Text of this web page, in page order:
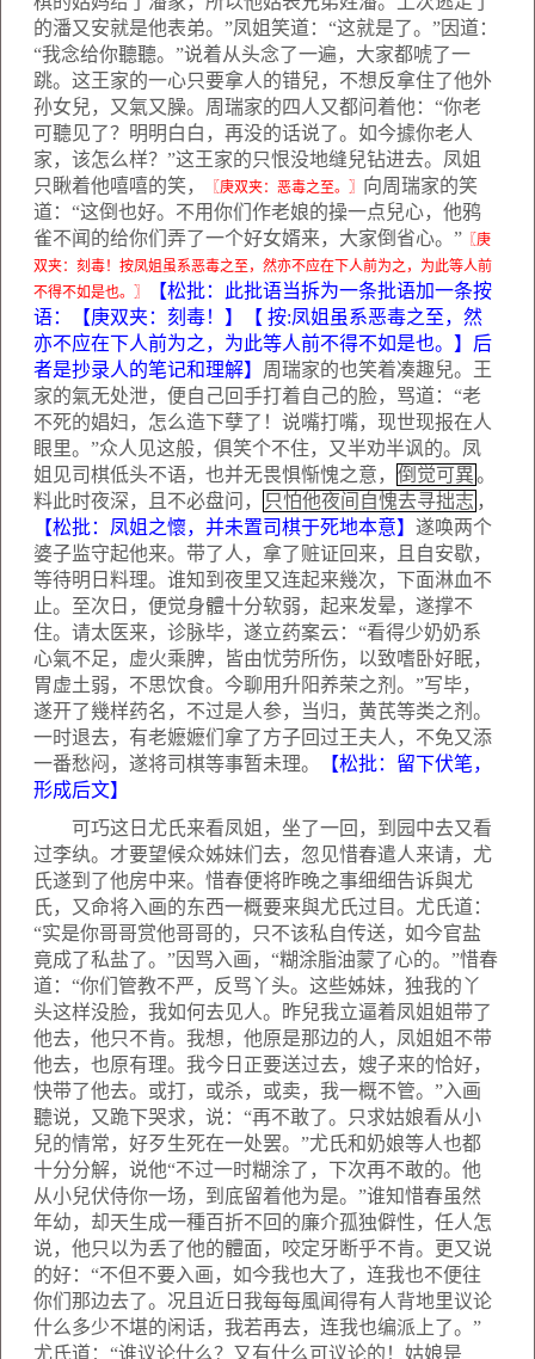
的潘又安就是他表弟。”凤姐笑道：“这就是了。”因道：
“我念给你聽聽。”说着从头念了一遍，大家都唬了一
跳。这王家的一心只要拿人的错兒，不想反拿住了他外
孙女兒，又氣又臊。周瑞家的四人又都问着他：“你老
可聽见了？明明白白，再没的话说了。如今據你老人
家，该怎么样？”这王家的只恨没地缝兒钻进去。凤姐
只瞅着他嘻嘻的笑，
〖庚双夹：恶毒之至。〗 向周瑞家的笑
道：“这倒也好。不用你们作老娘的操一点兒心，他鸦
雀不闻的给你们弄了一个好女婿来，大家倒省心。” 〖庚
双夹：刻毒！按凤姐虽系恶毒之至，然亦不应在下人前为之，为此等人前
不得不如是也。〗
【松批：此批语当拆为一条批语加一条按
语：【庚双夹：刻毒！】【 按:凤姐虽系恶毒之至，然
亦不应在下人前为之，为此等人前不得不如是也。】后
者是抄录人的笔记和理解】 周瑞家的也笑着凑趣兒。王
家的氣无处泄，便自己回手打着自己的脸，骂道：“老
不死的娼妇，怎么造下孽了！说嘴打嘴，现世现报在人
眼里。”众人见这般，俱笑个不住，又半劝半讽的。凤
姐见司棋低头不语，也并无畏惧惭愧之意， 倒觉可異。
料此时夜深，且不必盘问，
只怕他夜间自愧去寻拙志 ，
【松批：凤姐之懷，并未置司棋于死地本意】 遂唤两个
婆子监守起他来。带了人，拿了赃证回来，且自安歇，
等待明日料理。谁知到夜里又连起来幾次，下面淋血不
止。至次日，便觉身體十分软弱，起来发晕，遂撑不
住。请太医来，诊脉毕，遂立药案云：“看得少奶奶系
心氣不足，虚火乘脾，皆由忧劳所伤，以致嗜卧好眠，
胃虚土弱，不思饮食。今聊用升阳养荣之剂。”写毕，
遂开了幾样药名，不过是人参，当归，黄芪等类之剂。
一时退去，有老嬷嬷们拿了方子回过王夫人，不免又添
一番愁闷，遂将司棋等事暂未理。
【松批：留下伏笔，
形成后文】
可巧这日尤氏来看凤姐，坐了一回，到园中去又看
过李纨。才要望候众姊妹们去，忽见惜春遣人来请，尤
氏遂到了他房中来。惜春便将昨晚之事细细告诉與尤
氏，又命将入画的东西一概要来與尤氏过目。尤氏道：
“实是你哥哥赏他哥哥的，只不该私自传送，如今官盐
竟成了私盐了。”因骂入画，“糊涂脂油蒙了心的。”惜春
道：“你们管教不严，反骂丫头。这些姊妹，独我的丫
头这样没脸，我如何去见人。昨兒我立逼着凤姐姐带了
他去，他只不肯。我想，他原是那边的人，凤姐姐不带
他去，也原有理。我今日正要送过去，嫂子来的恰好，
快带了他去。或打，或杀，或卖，我一概不管。”入画
聽说，又跪下哭求，说：“再不敢了。只求姑娘看从小
兒的情常，好歹生死在一处罢。”尤氏和奶娘等人也都
十分分解，说他“不过一时糊涂了，下次再不敢的。他
从小兒伏侍你一场，到底留着他为是。”谁知惜春虽然
年幼，却天生成一種百折不回的廉介孤独僻性，任人怎
说，他只以为丢了他的體面，咬定牙断乎不肯。更又说
的好：“不但不要入画，如今我也大了，连我也不便往
你们那边去了。况且近日我每每風闻得有人背地里议论
什么多少不堪的闲话，我若再去，连我也编派上了。”
尤氏道：“谁议论什么？又有什么可议论的！姑娘是